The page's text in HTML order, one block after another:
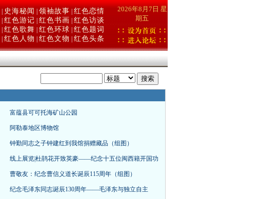
史海秘闻 领袖故事 红色恋情
红色游记 红色书画
红色访谈
红色歌舞 红色环球 红色题词
红色人物 红色文物 红色头条
2026年8月7日 星
期五
富蕴县可可托海矿山公园
阿勒泰地区博物馆
钟勤同志之子钟建红到我馆捐赠藏品（组图）
线上展览|杜鹃花开致英豪——纪念十五位闽西籍开国功
曹敬友：纪念曹信义道长诞辰115周年（组图）
纪念毛泽东同志诞辰130周年——毛泽东与独立自主